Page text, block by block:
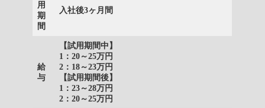
用
期
間
入社後3ヶ月間
給
与
【試用期間中】
1：20～25万円
2：18～23万円
【試用期間後】
1：23～28万円
2：20～25万円